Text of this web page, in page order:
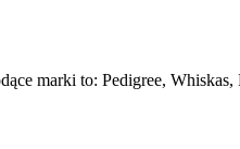
marki to: Pedigree,